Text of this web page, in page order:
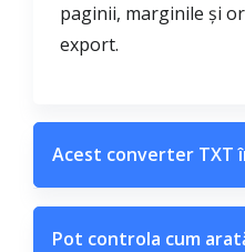
paginii, marginile și
export.
Acest converter TXT
Pot controla cum